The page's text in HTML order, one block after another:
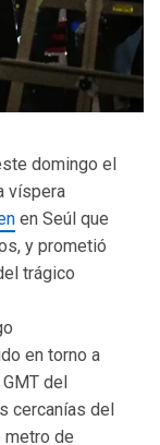
domingo el
víspera
en Seúl que
y prometió
trágico
en torno a
del
cercanías del
metro de